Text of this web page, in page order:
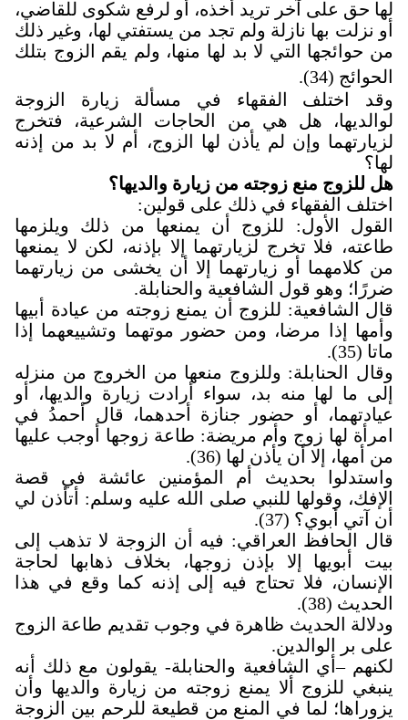
لها حق على آخر تريد أخذه، أو لرفع شكوى للقاضي،
أو نزلت بها نازلة ولم تجد من يستفتي لها، وغير ذلك
من حوائجها التي لا بد لها منها، ولم يقم الزوج بتلك
الحوائج (34).
وقد اختلف الفقهاء في مسألة زيارة الزوجة
لوالديها، هل هي من الحاجات الشرعية، فتخرج
لزيارتهما وإن لم يأذن لها الزوج، أم لا بد من إذنه
لها؟
هل للزوج منع زوجته من زيارة والديها؟
اختلف الفقهاء في ذلك على قولين:
القول الأول: للزوج أن يمنعها من ذلك ويلزمها
طاعته، فلا تخرج لزيارتهما إلا بإذنه، لكن لا يمنعها
من كلامهما أو زيارتهما إلا أن يخشى من زيارتهما
ضررًا؛ وهو قول الشافعية والحنابلة.
قال الشافعية: للزوج أن يمنع زوجته من عيادة أبيها
وأمها إذا مرضا، ومن حضور موتهما وتشييعهما إذا
ماتا (35).
وقال الحنابلة: وللزوج منعها من الخروج من منزله
إلى ما لها منه بد، سواء أرادت زيارة والديها، أو
عيادتهما، أو حضور جنازة أحدهما، قال أحمدُ في
امرأة لها زوج وأم مريضة: طاعة زوجها أوجب عليها
من أمها، إلا أن يأذن لها (36).
واستدلوا بحديث أم المؤمنين عائشة في قصة
الإفك، وقولها للنبي صلى الله عليه وسلم: أتأذن لي
أن آتي أبوي؟ (37).
قال الحافظ العراقي: فيه أن الزوجة لا تذهب إلى
بيت أبويها إلا بإذن زوجها، بخلاف ذهابها لحاجة
الإنسان، فلا تحتاج فيه إلى إذنه كما وقع في هذا
الحديث (38).
ودلالة الحديث ظاهرة في وجوب تقديم طاعة الزوج
على بر الوالدين.
لكنهم –أي الشافعية والحنابلة- يقولون مع ذلك أنه
ينبغي للزوج ألا يمنع زوجته من زيارة والديها وأن
يزوراها؛ لما في المنع من قطيعة للرحم بين الزوجة